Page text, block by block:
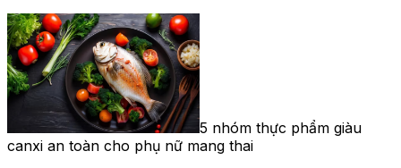
5 nhóm thực phẩm giàu
canxi an toàn cho phụ nữ mang thai